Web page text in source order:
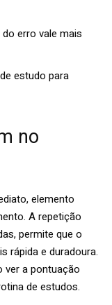
erro vale mais
estudo para
no
elemento
A repetição
permite que o
rápida e duradoura.
ver a pontuação
de estudos.